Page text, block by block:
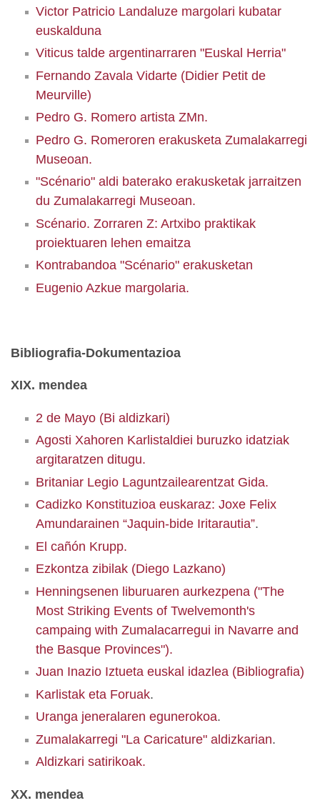
Victor Patricio Landaluze margolari kubatar
euskalduna
Viticus talde argentinarraren "Euskal Herria"
Fernando Zavala Vidarte (Didier Petit de
Meurville)
Pedro G. Romero artista ZMn.
Pedro G. Romeroren erakusketa Zumalakarregi
Museoan.
"Scénario" aldi baterako erakusketak jarraitzen
du Zumalakarregi Museoan.
Scénario. Zorraren Z: Artxibo praktikak
proiektuaren lehen emaitza
Kontrabandoa "Scénario" erakusketan
Eugenio Azkue margolaria.
Bibliografia-Dokumentazioa
XIX. mendea
2 de Mayo (Bi aldizkari)
Agosti Xahoren Karlistaldiei buruzko idatziak
argitaratzen ditugu.
Britaniar Legio Laguntzailearentzat Gida.
Cadizko Konstituzioa euskaraz: Joxe Felix
Amundarainen “Jaquin-bide Iritarautia”.
El cañón Krupp.
Ezkontza zibilak (Diego Lazkano)
Henningsenen liburuaren aurkezpena ("The
Most Striking Events of Twelvemonth's
campaing with Zumalacarregui in Navarre and
the Basque Provinces").
Juan Inazio Iztueta euskal idazlea (Bibliografia)
Karlistak eta Foruak.
Uranga jeneralaren egunerokoa.
Zumalakarregi "La Caricature" aldizkarian.
Aldizkari satirikoak.
XX. mendea